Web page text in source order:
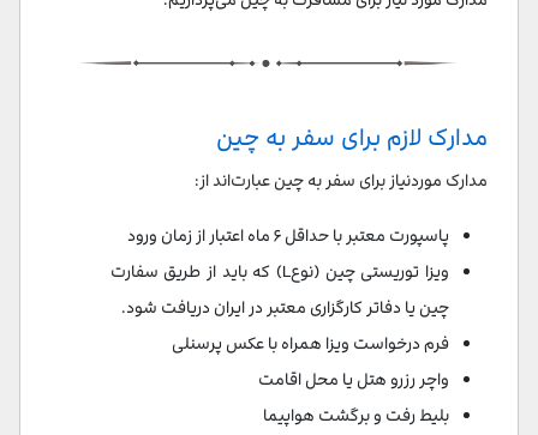
مدارک لازم برای سفر به چین
مدارک موردنیاز برای سفر به چین عبارت‌اند از:
پاسپورت معتبر با حداقل ۶ ماه اعتبار از زمان ورود
ویزا توریستی چین (نوعL) که باید از طریق سفارت
چین یا دفاتر کارگزاری معتبر در ایران دریافت شود.
فرم درخواست ویزا همراه با عکس پرسنلی
واچر رزرو هتل یا محل اقامت
بلیط رفت و برگشت هواپیما